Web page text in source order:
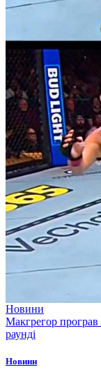
Новини
Макгрегор
раунді
Новини